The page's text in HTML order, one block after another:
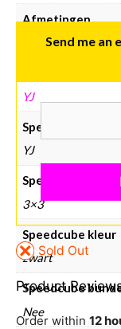
Afmetingen
65 × 65 × 65 mm
YJ
Speedcube
YJ
Speedcube type
3×3
Speedcube kleur
zwart
Speedcube
Nee
Sold Out
Send me an
Product
Order within 12